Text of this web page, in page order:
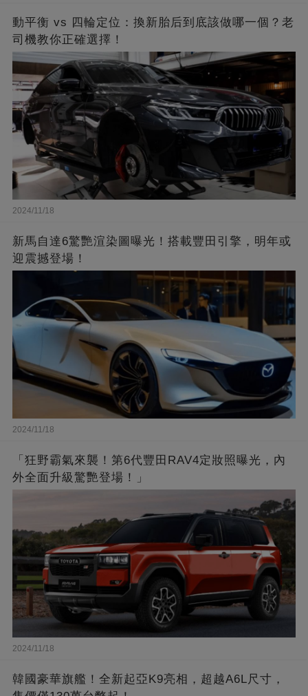
動平衡 vs 四輪定位：換新胎后到底該做哪一個？老
司機教你正確選擇！
2024/11/18
新馬自達6驚艷渲染圖曝光！搭載豐田引擎，明年或
迎震撼登場！
2024/11/18
「狂野霸氣來襲！第6代豐田RAV4定妝照曝光，內
外全面升級驚艷登場！」
2024/11/18
韓國豪華旗艦！全新起亞K9亮相，超越A6L尺寸，